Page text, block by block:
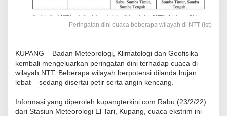
Peringatan dini cuaca beberapa wilayah di NTT (ist)
KUPANG – Badan Meteorologi, Klimatologi dan Geofisika
kembali mengeluarkan peringatan dini terhadap cuaca di
wilayah NTT. Beberapa wilayah berpotensi dilanda hujan
lebat – sedang disertai petir serta angin kencang.
Informasi yang diperoleh kupangterkini.com Rabu (23/2/22)
dari Stasiun Meteorologi El Tari, Kupang, cuaca ekstrim ini